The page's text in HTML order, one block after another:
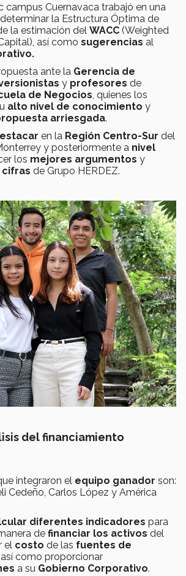
campus Cuernavaca trabajó en una
la Estructura Óptima de
la estimación del WACC (Weighted
así como sugerencias al
ante la Gerencia de
y profesores de
de Negocios , quienes los
alto nivel de conocimiento y
arriesgada.
en la Región Centro-Sur del
y posteriormente a nivel
los mejores argumentos y
cifras de Grupo HERDEZ.
del financiamiento
integraron el equipo ganador son:
Cedeño, Carlos López y América
diferentes indicadores para
de financiar los activos del
el costo de las fuentes de
así como proporcionar
a su Gobierno Corporativo.